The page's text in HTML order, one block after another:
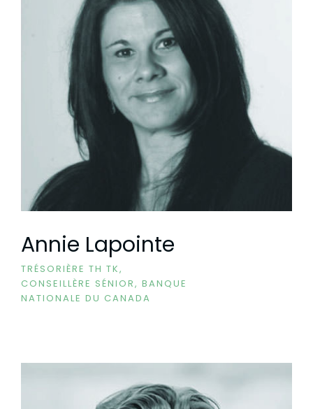
Annie Lapointe
TRÉSORIÈRE TH TK,
CONSEILLÈRE SÉNIOR, BANQUE
NATIONALE DU CANADA